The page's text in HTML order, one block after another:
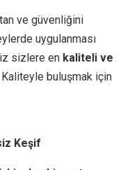
ve güvenliğini
uygulanması
sizlere en kaliteli ve
buluşmak için
Keşif